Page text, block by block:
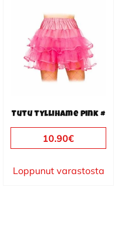
Tutu tyllihame pink #
10.90€
Loppunut varastosta